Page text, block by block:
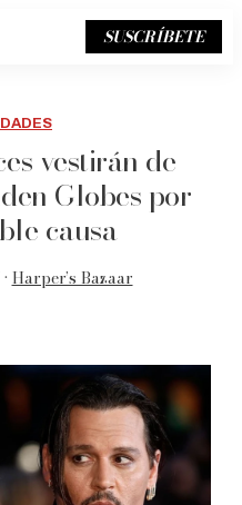
SUSCRÍBETE
vestirán de
Globes por
causa
Harper’s Bazaar